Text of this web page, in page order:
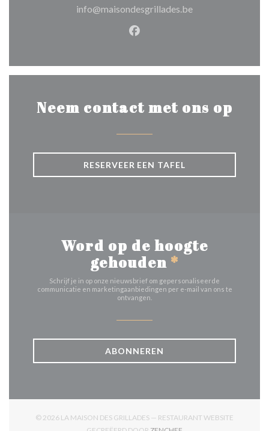
info@maisondesgrillades.be
Facebook ((opent in een
Neem contact met ons op
RESERVEER EEN TAFEL
Word op de hoogte
gehouden *
Schrijf je in op onze nieuwsbrief om gepersonaliseerde
communicatie en marketingaanbiedingen per e-mail van ons te
ontvangen.
ABONNEREN
© 2026 LA MAISON DES GRILLADES — RESTAURANT WEBSITE